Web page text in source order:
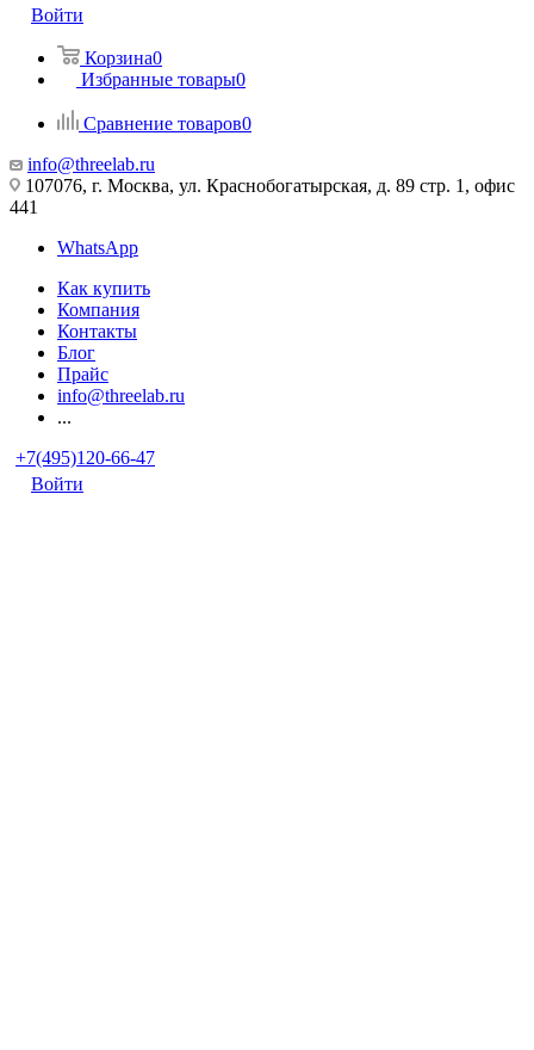
Войти
Корзина0
Избранные товары0
Сравнение товаров0
info@threelab.ru
107076, г. Москва, ул. Краснобогатырская, д. 89 стр. 1, офис
441
WhatsApp
Как купить
Компания
Контакты
Блог
Прайс
info@threelab.ru
...
+7(495)120-66-47
Войти